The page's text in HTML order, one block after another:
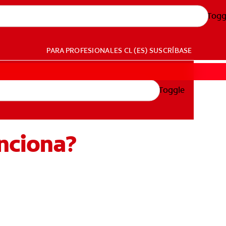
PARA PROFESIONALES CL (ES) SUSCRÍBASE
Toggle